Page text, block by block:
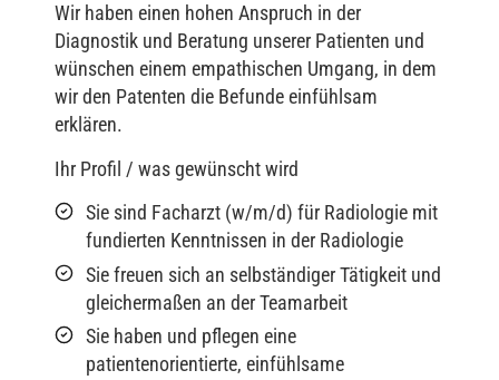
Wir haben einen hohen Anspruch in der
Diagnostik und Beratung unserer Patienten und
wünschen einem empathischen Umgang, in dem
wir den Patenten die Befunde einfühlsam
erklären.
Ihr Profil / was gewünscht wird
Sie sind Facharzt (w/m/d) für Radiologie mit
fundierten Kenntnissen in der Radiologie
Sie freuen sich an selbständiger Tätigkeit und
gleichermaßen an der Teamarbeit
Sie haben und pflegen eine
patientenorientierte, einfühlsame